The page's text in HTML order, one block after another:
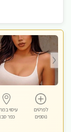
לפרטים
נוספים
עיסוי
כפר